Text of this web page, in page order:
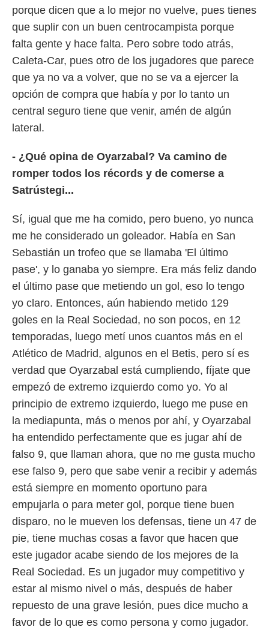
porque dicen que a lo mejor no vuelve, pues tienes
que suplir con un buen centrocampista porque
falta gente y hace falta. Pero sobre todo atrás,
Caleta-Car, pues otro de los jugadores que parece
que ya no va a volver, que no se va a ejercer la
opción de compra que había y por lo tanto un
central seguro tiene que venir, amén de algún
lateral.
- ¿Qué opina de Oyarzabal? Va camino de
romper todos los récords y de comerse a
Satrústegi...
Sí, igual que me ha comido, pero bueno, yo nunca
me he considerado un goleador. Había en San
Sebastián un trofeo que se llamaba 'El último
pase', y lo ganaba yo siempre. Era más feliz dando
el último pase que metiendo un gol, eso lo tengo
yo claro. Entonces, aún habiendo metido 129
goles en la Real Sociedad, no son pocos, en 12
temporadas, luego metí unos cuantos más en el
Atlético de Madrid, algunos en el Betis, pero sí es
verdad que Oyarzabal está cumpliendo, fíjate que
empezó de extremo izquierdo como yo. Yo al
principio de extremo izquierdo, luego me puse en
la mediapunta, más o menos por ahí, y Oyarzabal
ha entendido perfectamente que es jugar ahí de
falso 9, que llaman ahora, que no me gusta mucho
ese falso 9, pero que sabe venir a recibir y además
está siempre en momento oportuno para
empujarla o para meter gol, porque tiene buen
disparo, no le mueven los defensas, tiene un 47 de
pie, tiene muchas cosas a favor que hacen que
este jugador acabe siendo de los mejores de la
Real Sociedad. Es un jugador muy competitivo y
estar al mismo nivel o más, después de haber
repuesto de una grave lesión, pues dice mucho a
favor de lo que es como persona y como jugador.